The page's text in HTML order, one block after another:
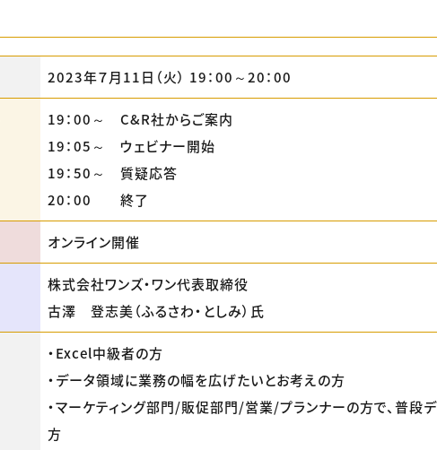
2023年７月11日（火） 19：00～20：00
19：00～ C&R社からご案内
19：05～ ウェビナー開始
19：50～ 質疑応答
20：00 終了
オンライン開催
株式会社ワンズ・ワン代表取締役
古澤 登志美（ふるさわ・としみ）氏
・Excel中級者の方
・データ領域に業務の幅を広げたいとお考えの方
・マーケティング部門/販促部門/営業/プランナーの方で、普段
方